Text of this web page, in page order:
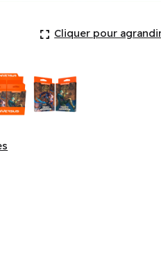
Cliquer pour